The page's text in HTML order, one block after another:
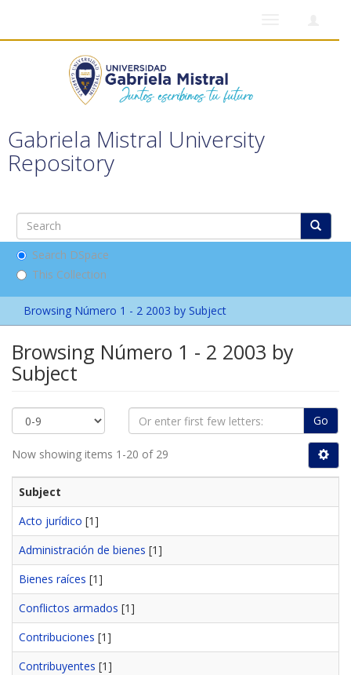
Gabriela Mistral University
Repository
Search DSpace
This Collection
Browsing Número 1 - 2 2003 by Subject
Browsing Número 1 - 2 2003 by
Subject
Go
Now showing items 1-20 of 29
Subject
Acto jurídico [1]
Administración de bienes [1]
Bienes raíces [1]
Conflictos armados [1]
Contribuciones [1]
Contribuyentes [1]